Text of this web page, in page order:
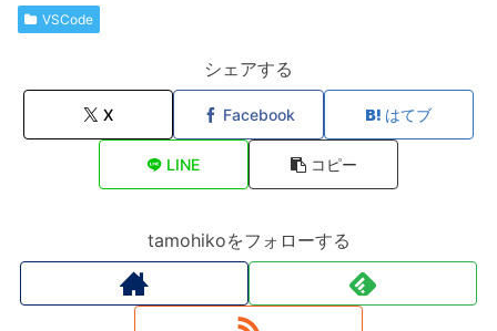
VSCode
シェアする
X Facebook はてブ
LINE コピー
tamohikoをフォローする